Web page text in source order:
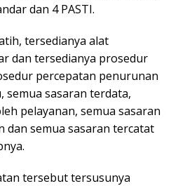
dan 4 PASTI.
tersedianya alat
dan tersedianya prosedur
percepatan penurunan
semua sasaran terdata,
pelayanan, semua sasaran
dan semua sasaran tercatat
tersebut tersusunya